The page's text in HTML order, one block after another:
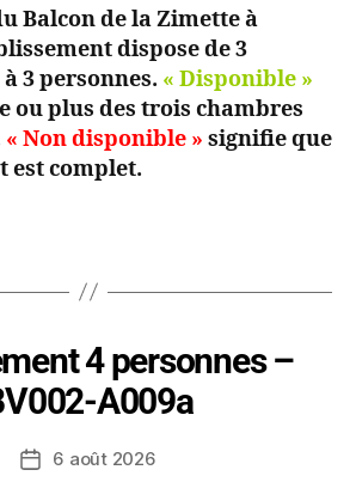
Balcon de la Zimette à
dispose de 3
3 personnes. « Disponible »
ou plus des trois chambres
« Non disponible » signifie que
est complet.
4 personnes –
A009a
6 août 2026